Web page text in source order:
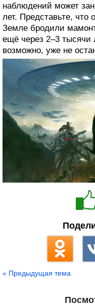
наблюдений может
лет. Представьте, что
Земле бродили
ещё через 2–3 тысячи
возможно, уже не
« Предыдущая тема